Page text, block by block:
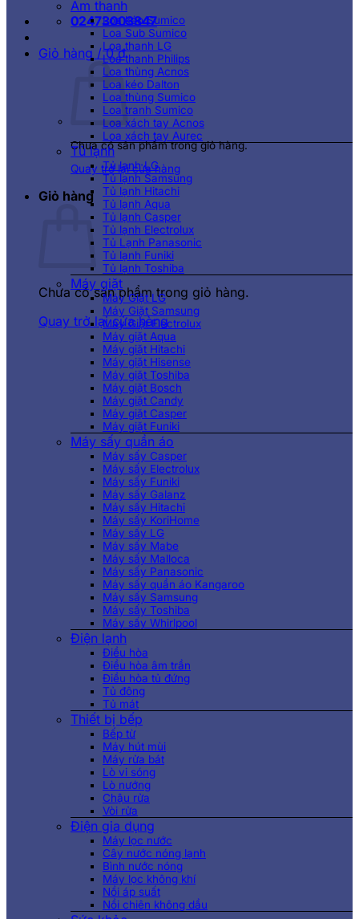
02473003847
Giỏ hàng /0₫
Chưa có sản phẩm trong giỏ hàng.
Quay trở lại cửa hàng
Giỏ hàng
Chưa có sản phẩm trong giỏ hàng.
Quay trở lại cửa hàng
Âm thanh
Loa kéo Sumico
Loa Sub Sumico
Loa thanh LG
Loa thanh Philips
Loa thùng Acnos
Loa kéo Dalton
Loa thùng Sumico
Loa tranh Sumico
Loa xách tay Acnos
Loa xách tay Aurec
Tủ lạnh
Tủ lạnh LG
Tủ lạnh Samsung
Tủ lạnh Hitachi
Tủ lạnh Aqua
Tủ lạnh Casper
Tủ lạnh Electrolux
Tủ Lạnh Panasonic
Tủ lạnh Funiki
Tủ lạnh Toshiba
Máy giặt
Máy Giặt LG
Máy Giặt Samsung
Máy Giặt Electrolux
Máy giặt Aqua
Máy giặt Hitachi
Máy giặt Hisense
Máy giặt Toshiba
Máy giặt Bosch
Máy giặt Candy
Máy giặt Casper
Máy giặt Funiki
Máy sấy quần áo
Máy sấy Casper
Máy sấy Electrolux
Máy sấy Funiki
Máy sấy Galanz
Máy sấy Hitachi
Máy sấy KoriHome
Máy sấy LG
Máy sấy Mabe
Máy sấy Malloca
Máy sấy Panasonic
Máy sấy quần áo Kangaroo
Máy sấy Samsung
Máy sấy Toshiba
Máy sấy Whirlpool
Điện lạnh
Điều hòa
Điều hòa âm trần
Điều hòa tủ đứng
Tủ đông
Tủ mát
Thiết bị bếp
Bếp từ
Máy hút mùi
Máy rửa bát
Lò vi sóng
Lò nướng
Chậu rửa
Vòi rửa
Điện gia dụng
Máy lọc nước
Cây nước nóng lạnh
Bình nước nóng
Máy lọc không khí
Nồi áp suất
Nồi chiên không dầu